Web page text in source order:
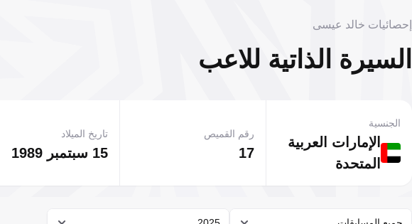
إحصائيات خالد عيسى
السيرة الذاتية للاعب
الإمارات العربية
المتحدة
الجنسية
17
رقم القميص
15 سبتمبر 1989
تاريخ الميلاد